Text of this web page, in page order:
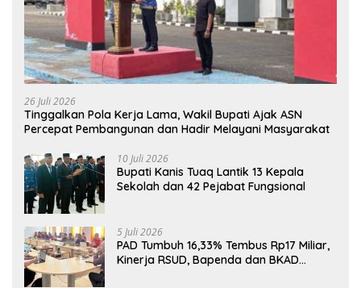
26 Juli 2026
Tinggalkan Pola Kerja Lama, Wakil Bupati Ajak ASN
Percepat Pembangunan dan Hadir Melayani Masyarakat
10 Juli 2026
Bupati Kanis Tuaq Lantik 13 Kepala
Sekolah dan 42 Pejabat Fungsional
5 Juli 2026
PAD Tumbuh 16,33% Tembus Rp17 Miliar,
Kinerja RSUD, Bapenda dan BKAD